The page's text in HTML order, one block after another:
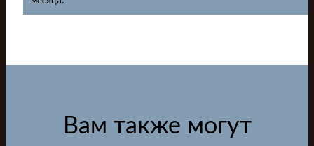
Вам также могут